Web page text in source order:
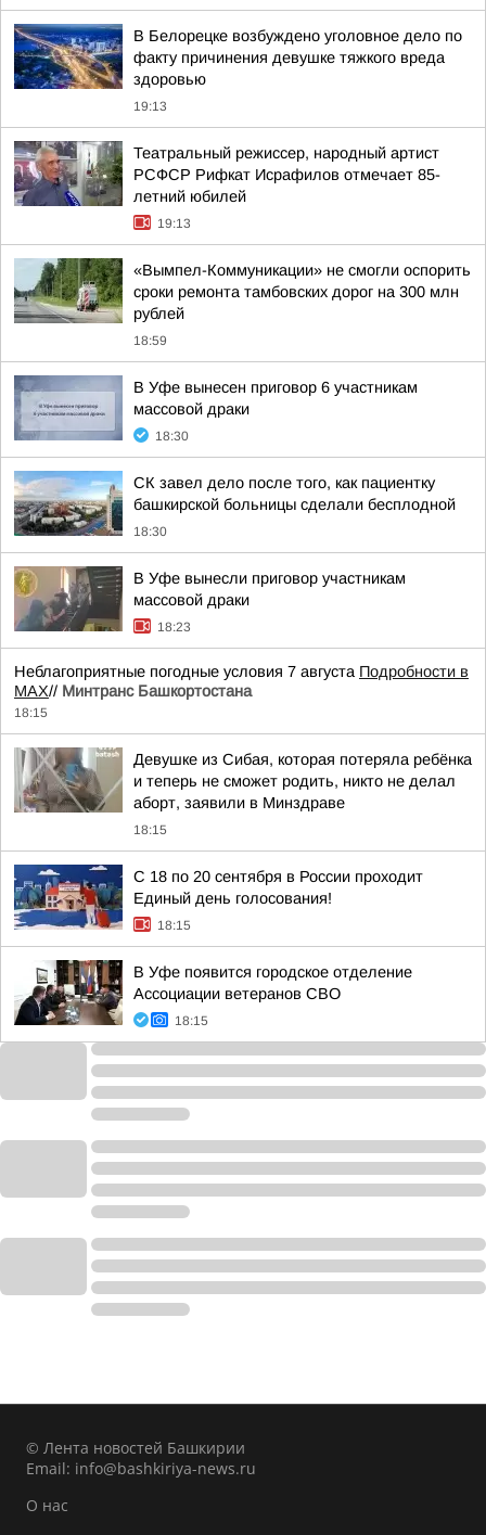
В Белорецке возбуждено уголовное дело по
факту причинения девушке тяжкого вреда
здоровью
19:13
Театральный режиссер, народный артист
РСФСР Рифкат Исрафилов отмечает 85-
летний юбилей
19:13
«Вымпел-Коммуникации» не смогли оспорить
сроки ремонта тамбовских дорог на 300 млн
рублей
18:59
В Уфе вынесен приговор 6 участникам
массовой драки
18:30
СК завел дело после того, как пациентку
башкирской больницы сделали бесплодной
18:30
В Уфе вынесли приговор участникам
массовой драки
18:23
Неблагоприятные погодные условия 7 августа Подробности в
MAX// Минтранс Башкортостана
18:15
Девушке из Сибая, которая потеряла ребёнка
и теперь не сможет родить, никто не делал
аборт, заявили в Минздраве
18:15
С 18 по 20 сентября в России проходит
Единый день голосования!
18:15
В Уфе появится городское отделение
Ассоциации ветеранов СВО
18:15
© Лента новостей Башкирии
Email: info@bashkiriya-news.ru
О нас